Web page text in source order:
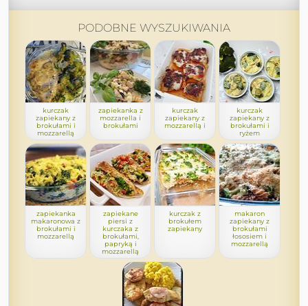
PODOBNE WYSZUKIWANIA
kurczak
zapiekany z
brokułami i
mozzarellą
zapiekanka z
mozzarella i
brokułami
kurczak
zapiekany z
mozzarellą i
kurczak
zapiekany z
brokułami i
ryżem
zapiekanka
makaronowa z
brokułami i
mozzarellą
zapiekane
piersi z
kurczaka z
brokułami,
papryką i
mozzarellą
kurczak z
brokułem
zapiekany
makaron
zapiekany z
brokułami
łososiem i
mozzarellą